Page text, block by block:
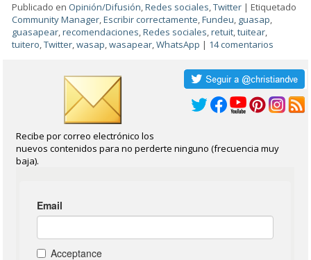
Publicado en Opinión/Difusión,Redes sociales,Twitter |Etiquetado
Community Manager,Escribir correctamente,Fundeu, guasap,
guasapear,recomendaciones,Redes sociales,retuit,tuitear,
tuitero,Twitter,wasap,wasapear,WhatsApp | 14 comentarios
Recibe por correo electrónico los
nuevos contenidos para no perderte ninguno (frecuencia muy
baja).